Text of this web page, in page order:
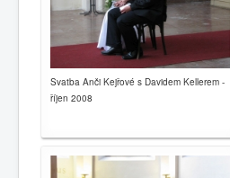
Svatba Anči Kejřové s Davidem Kellerem -
říjen 2008